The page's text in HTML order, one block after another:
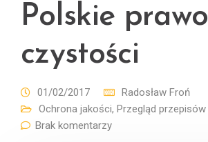
Polskie prawo
czystości
01/02/2017
Radosław Froń
Ochrona jakości, Przegląd przepisów
Brak komentarzy